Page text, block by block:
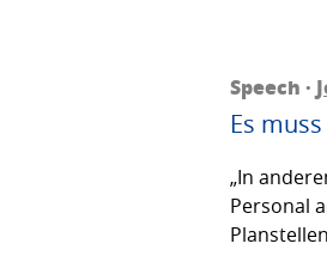
Speech ·
Es
„In
Personal